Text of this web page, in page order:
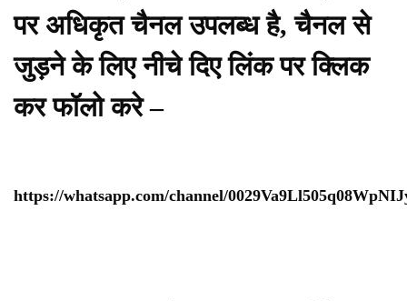
पर अधिकृत चैनल उपलब्ध है, चैनल से
जुड़ने के लिए नीचे दिए लिंक पर क्लिक
कर फॉलो करे –
https://whatsapp.com/channel/